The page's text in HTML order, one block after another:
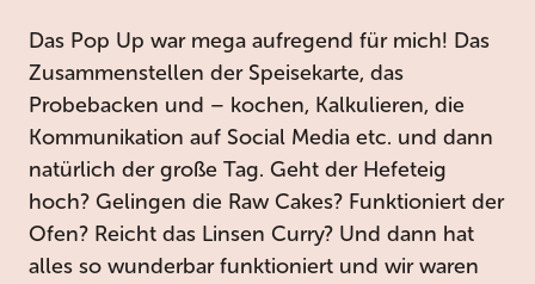
Das Pop Up war mega aufregend für mich! Das
Zusammenstellen der Speisekarte, das
Probebacken und – kochen, Kalkulieren, die
Kommunikation auf Social Media etc. und dann
natürlich der große Tag. Geht der Hefeteig
hoch? Gelingen die Raw Cakes? Funktioniert der
Ofen? Reicht das Linsen Curry? Und dann hat
alles so wunderbar funktioniert und wir waren